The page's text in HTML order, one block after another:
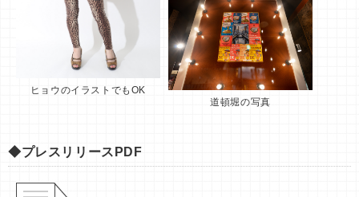
ヒョウのイラストでもOK
道頓堀の写真
◆プレスリリースPDF